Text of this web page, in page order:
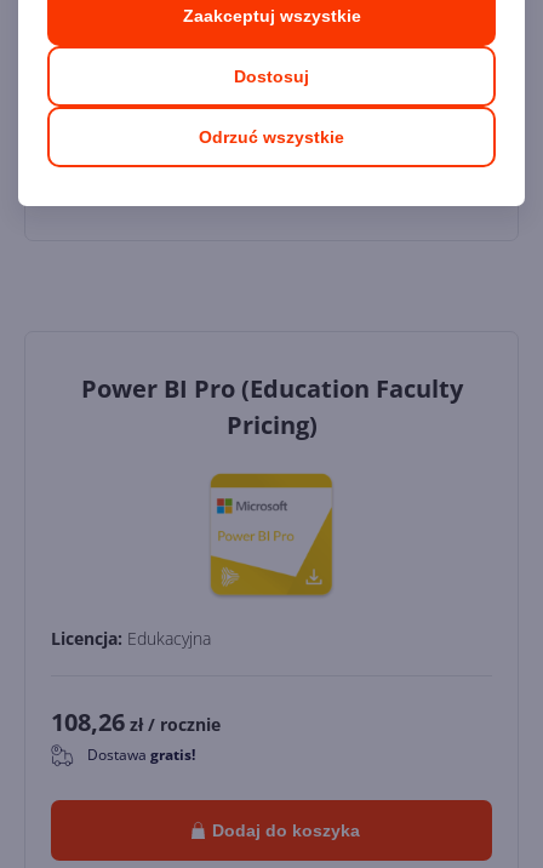
Odrzuć wszystkie
Dostosuj
Zaakceptuj wszystkie
gratis!
Power BI Pro (Education Faculty
Pricing)
Licencja: Edukacyjna
108,26 zł / rocznie
0 Dostawa gratis!
Dodaj do koszyka